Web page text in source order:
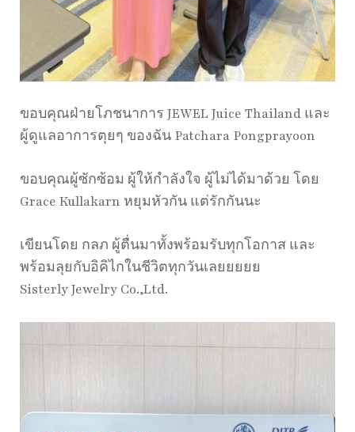
ขอบคุณฝ่ายโภชนาการ JEWEL Juice Thailand และ
ผู้ดูแลอาการตุยๆ ของฉัน Patchara Pongprayoon
ขอบคุณผู้ซักซ้อม ผู้ให้กำลังใจ ผู้ไม่ได้มาด้วย โดย
Grace Kullakarn หยุมหัวกัน แต่รักกันนะ
เขียนโดย กลภ ผู้ตื่นมาทั้งพร้อมรับทุกโอกาส และ
พร้อมลุยกับอิคิไกในชีวิตทุกวันเลยยยยย
Sisterly Jewelry Co.,Ltd.